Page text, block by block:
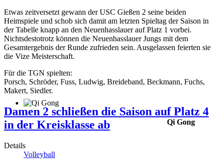
Qi Gong
Etwas zeitversetzt gewann der USC Gießen 2 seine beiden
Heimspiele und schob sich damit am letzten Spieltag der Saison in
der Tabelle knapp an den Neuenhasslauer auf Platz 1 vorbei.
Nichtsdestotrotz können die Neuenhasslauer Jungs mit dem
Gesamtergebnis der Runde zufrieden sein. Ausgelassen feierten sie
die Vize Meisterschaft.
Für die TGN spielten:
Porsch, Schröder, Fuss, Ludwig, Breideband, Beckmann, Fuchs,
Makert, Siedler.
Damen 2 schließen die Saison auf Platz 4
in der Kreisklasse ab
Details
Volleyball